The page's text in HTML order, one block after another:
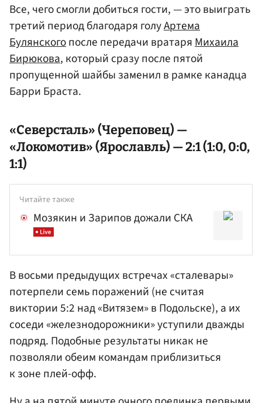
Все, чего смогли добиться гости, — это выиграть
третий период благодаря голуАртема
Булянскогопосле передачи вратаряМихаила
Бирюкова, который сразу после пятой
пропущенной шайбы заменил в рамке канадца
Барри Браста.
«Северсталь» (Череповец) —
«Локомотив» (Ярославль) — 2:1 (1:0, 0:0,
1:1)
Читайте также
Мозякин и Зарипов дожали СКА
В восьми предыдущих встречах «сталевары»
потерпели семь поражений (не считая
виктории 5:2 над «Витязем» в Подольске), а их
соседи «железнодорожники» уступили дважды
подряд. Подобные результаты никак не
позволяли обеим командам приблизиться
к зоне плей-офф.